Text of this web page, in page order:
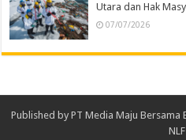
Utara dan Hak
07/07/2026
Published by PT Media Maju Bersama
NLF